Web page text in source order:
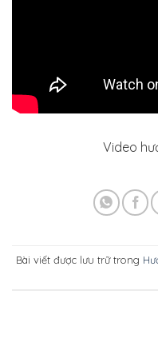
Video
Bài viết được lưu trữ trong